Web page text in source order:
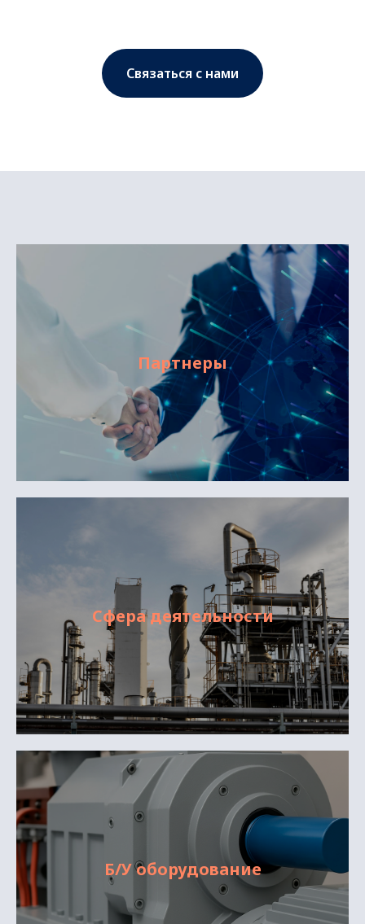
Связаться с нами
Партнеры
Сфера деятельности
Б/У оборудование